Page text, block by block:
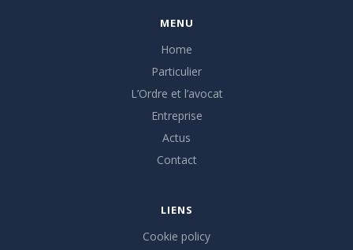
MENU
Home
Particulier
L’Ordre et l’avocat
Entreprise
Actus
Contact
LIENS
Cookie policy